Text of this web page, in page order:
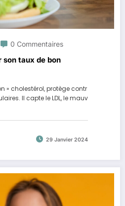
0 Commentaires
son taux de bon
» cholestérol, protège contr
Il capte le LDL, le mauv
29 Janvier 2024